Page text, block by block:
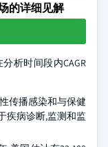
的详细见解
析时间段内CAGR
传播感染和与保健
疾病诊断,监测和监